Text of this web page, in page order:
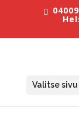
Valitse sivu